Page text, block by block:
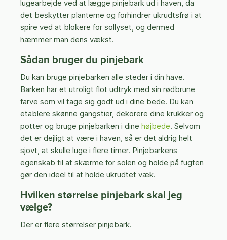
lugearbejde ved at lægge pinjebark ud i haven, da
det beskytter planterne og forhindrer ukrudtsfrø i at
spire ved at blokere for sollyset, og dermed
hæmmer man dens vækst.
Sådan bruger du pinjebark
Du kan bruge pinjebarken alle steder i din have.
Barken har et utroligt flot udtryk med sin rødbrune
farve som vil tage sig godt ud i dine bede. Du kan
etablere skønne gangstier, dekorere dine krukker og
potter og bruge pinjebarken i dine højbede. Selvom
det er dejligt at være i haven, så er det aldrig helt
sjovt, at skulle luge i flere timer. Pinjebarkens
egenskab til at skærme for solen og holde på fugten
gør den ideel til at holde ukrudtet væk.
Hvilken størrelse pinjebark skal jeg
vælge?
Der er flere størrelser pinjebark.